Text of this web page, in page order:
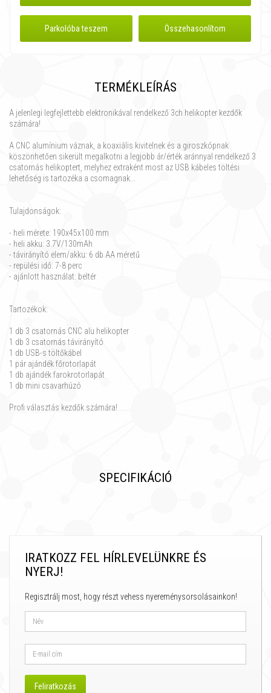
Parkolóba teszem Összehasonlítom
TERMÉKLEÍRÁS
A jelenlegi legfejlettebb elektronikával rendelkező 3ch helikopter kezdők
számára!
A CNC alumínium váznak, a koaxiális kivitelnek és a giroszkópnak
köszönhetően sikerült megalkotni a legjobb ár/érték aránnyal rendelkező 3
csatornás helikoptert, melyhez extraként most az USB kábeles töltési
lehetőség is tartozéka a csomagnak...
Tulajdonságok:
- heli mérete: 190x45x100 mm
- heli akku: 3.7V/130mAh
- távirányító elem/akku: 6 db AA méretű
- repülési idő: 7-8 perc
- ajánlott használat: beltér
Tartozékok:
1 db 3 csatornás CNC alu helikopter
1 db 3 csatornás távirányító
1 db USB-s töltőkábel
1 pár ajándék főrotorlapát
1 db ajándék farokrotorlapát
1 db mini csavarhúzó
Profi választás kezdők számára!
SPECIFIKÁCIÓ
IRATKOZZ FEL HÍRLEVELÜNKRE ÉS
NYERJ!
Regisztrálj most, hogy részt vehess nyereménysorsolásainkon!